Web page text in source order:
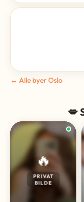
← Alle byer Oslo
💋
🔥
PRIVAT
BILDE